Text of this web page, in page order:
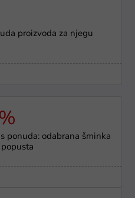
proizvoda za njegu
ponuda: odabrana šminka